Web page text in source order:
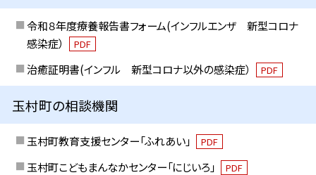
令和８年度療養報告書フォーム(インフルエンザ 新型コロナ
感染症）
PDF
治癒証明書(インフル 新型コロナ以外の感染症） PDF
玉村町の相談機関
玉村町教育支援センター「ふれあい」 PDF
玉村町こどもまんなかセンター「にじいろ」 PDF